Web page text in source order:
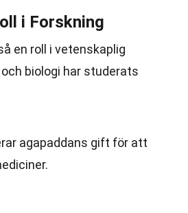
i Forskning
en roll i vetenskaplig
biologi har studerats
agapaddans gift för att